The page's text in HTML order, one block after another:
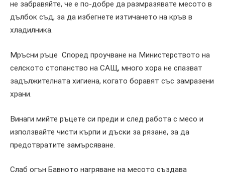
не забравяйте, че е по-добре да размразявате месото в
дълбок съд, за да избегнете изтичането на кръв в
хладилника.
Мръсни ръце Според проучване на Министерството на
селското стопанство на САЩ, много хора не спазват
задължителната хигиена, когато боравят със замразени
храни.
Винаги мийте ръцете си преди и след работа с месо и
използвайте чисти кърпи и дъски за рязане, за да
предотвратите замърсяване.
Слаб огън Бавното нагряване на месото създава